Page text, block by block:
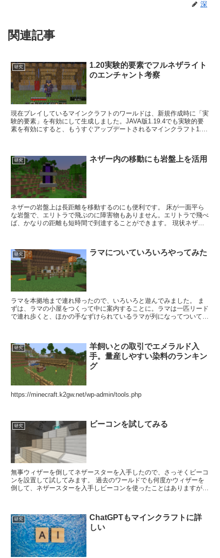
深
関連記事
研究
1.20実験的要素でフルネザライト
のエンチャント考察
現在プレイしているマインクラフトのワールドは、新規作成時に「実
験的要素」を有効にして生成しました。JAVA版1.19.4でも実験的要
素を有効にすると、もうすぐアップデートされるマインクラフト1.20
研究 ネザー内の移動にも岩盤上を活用
ネザーの岩盤上は長距離を移動するのにも便利です。 床が一面平ら
な岩盤で、エリトラで飛ぶのに障害物もありません。エリトラで飛べ
ば、かなりの距離も短時間で到達することができます。 現状ネザー
研究 ラマについていろいろやってみた
ラマを本拠地まで連れ帰ったので、いろいろと遊んでみました。 ま
ずは、ラマの小屋をつくって中に案内することに。ラマは一匹リード
で連れ歩くと、ほかの手なずけられているラマが列になってついてき
研究
羊飼いとの取引でエメラルド入
手。量産しやすい染料のランキン
グ
https://minecraft.k2gw.net/wp-admin/tools.php
研究 ビーコンを試してみる
無事ウィザーを倒してネザースターを入手したので、さっそくビーコ
ンを設置して試してみます。 過去のワールドでも何度かウィザーを
倒して、ネザースターを入手しビーコンを使ったことはありますが、
研究
ChatGPTもマインクラフトに詳
しい